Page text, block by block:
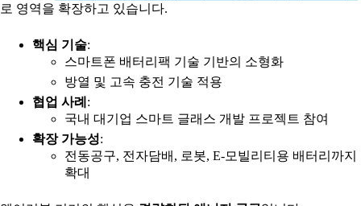
로 영역을 확장하고 있습니다.
핵심 기술:
스마트폰 배터리팩 기술 기반의 소형화
방열 및 고속 충전 기술 적용
협업 사례 :
국내 대기업 스마트 글래스 개발 프로젝트 참여
확장 가능성:
전동공구, 전자담배, 로봇, E-모빌리티용 배터리까지
확대